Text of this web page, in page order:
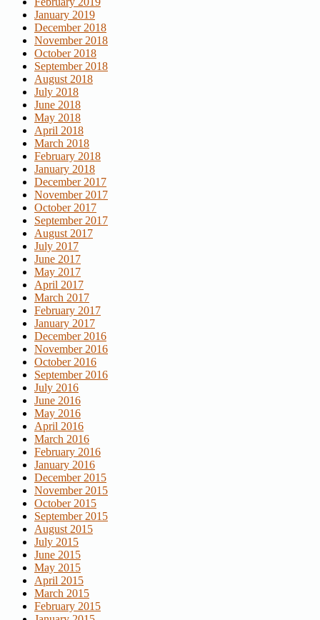
January 2019
December 2018
November 2018
October 2018
September 2018
August 2018
July 2018
June 2018
May 2018
April 2018
March 2018
February 2018
January 2018
December 2017
November 2017
October 2017
September 2017
August 2017
July 2017
June 2017
May 2017
April 2017
March 2017
February 2017
January 2017
December 2016
November 2016
October 2016
September 2016
July 2016
June 2016
May 2016
April 2016
March 2016
February 2016
January 2016
December 2015
November 2015
October 2015
September 2015
August 2015
July 2015
June 2015
May 2015
April 2015
March 2015
February 2015